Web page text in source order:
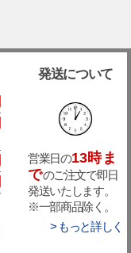
発送について
営業日の13時ま
でのご注文で即日
発送いたします。
※一部商品除く。
> もっと詳しく